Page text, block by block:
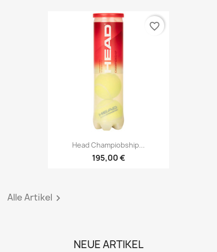
Head Champiobship...
195,00 €
favorite_border
Alle Artikel 
NEUE ARTIKEL